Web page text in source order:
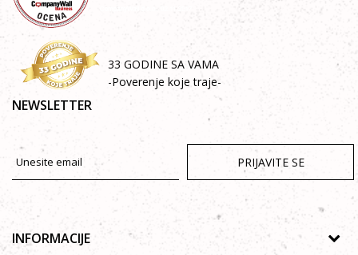
33 GODINE SA VAMA
-Poverenje koje traje-
NEWSLETTER
PRIJAVITE SE
INFORMACIJE